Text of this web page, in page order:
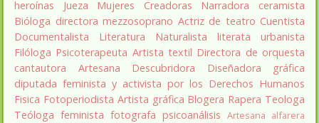
heroínas
Jueza Mujeres Creadoras Narradora
ceramista
Bióloga directora mezzosoprano Actriz de teatro Cuentista
Documentalista
Literatura Naturalista literata
urbanista
Filóloga Psicoterapeuta Artista textil Directora de orquesta
cantautora
Artesana Descubridora
Diseñadora gráfica
diputada feminista y activista por los Derechos Humanos
Fisica Fotoperiodista Artista gráfica Blogera Rapera Teologa
Teóloga feminista fotografa psicoanálisis Artesana alfarera